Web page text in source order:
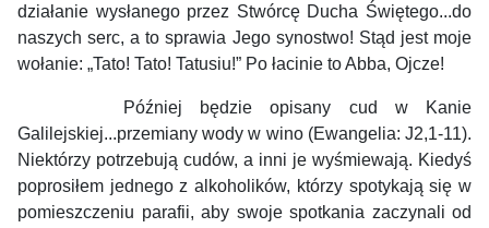
działanie wysłanego przez Stwórcę Ducha Świętego...do
naszych serc, a to sprawia Jego synostwo! Stąd jest moje
wołanie: „Tato! Tato! Tatusiu!” Po łacinie to Abba, Ojcze!
Później będzie opisany cud w Kanie
Galilejskiej...przemiany wody w wino (Ewangelia: J2,1-11).
Niektórzy potrzebują cudów, a inni je wyśmiewają. Kiedyś
poprosiłem jednego z alkoholików, którzy spotykają się w
pomieszczeniu parafii, aby swoje spotkania zaczynali od